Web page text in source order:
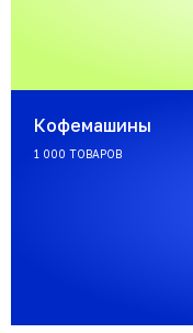
Кофемашины
1 000 ТОВАРОВ